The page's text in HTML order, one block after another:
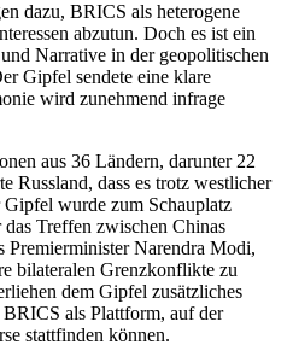
dazu, BRICS als heterogene
abzutun. Doch es ist ein
Narrative in der geopolitischen
Gipfel sendete eine klare
wird zunehmend infrage
aus 36 Ländern, darunter 22
Russland, dass es trotz westlicher
wurde zum Schauplatz
Treffen zwischen Chinas
Narendra Modi,
bilateralen Grenzkonflikte zu
dem Gipfel zusätzliches
als Plattform, auf der
stattfinden können.